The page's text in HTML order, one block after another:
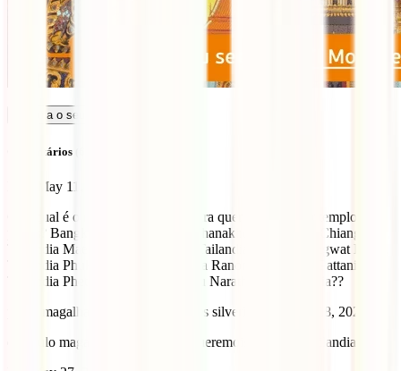
Calcula o seu seguro
Comentários (6)
May 11, 2023
Olá, qual é o melhora aeroporto para quem quer visitar templos e as
praias? Bangkok, Krung Thep Mahanakhon, Tailandia Chiang Mai,
Tailandia Mae Rim, Chiang Mai, Tailandia Krabi, Changwat Krabi,
Tailandia Phuket, Phuket, Tailandia Ranong, Tailandia Pattani,
Tailandia Phetchabun, Tailandia ou Narathiwat, Tailandia??
paulo magalhaes silverio magalhaes silverio
September 18, 2022
eu paulo magalhaes e ana isabel queremois viajar pra tailandia